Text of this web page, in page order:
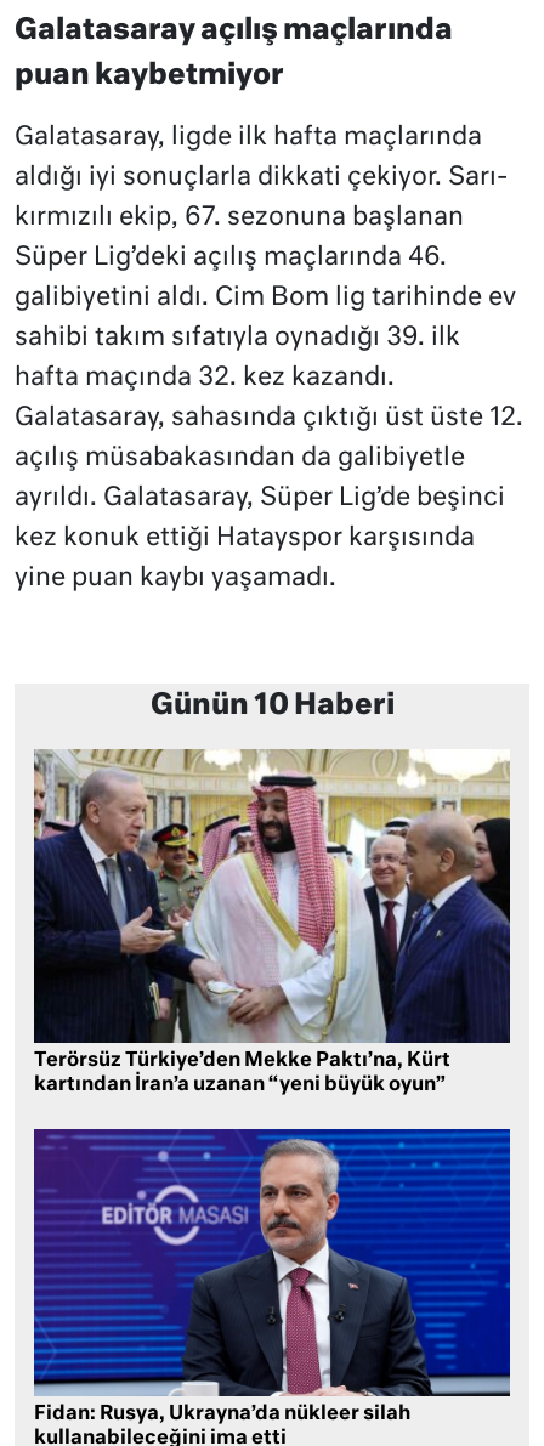
Galatasaray açılış maçlarında
puan kaybetmiyor
Galatasaray, ligde ilk hafta maçlarında
aldığı iyi sonuçlarla dikkati çekiyor. Sarı-
kırmızılı ekip, 67. sezonuna başlanan
Süper Lig’deki açılış maçlarında 46.
galibiyetini aldı. Cim Bom lig tarihinde ev
sahibi takım sıfatıyla oynadığı 39. ilk
hafta maçında 32. kez kazandı.
Galatasaray, sahasında çıktığı üst üste 12.
açılış müsabakasından da galibiyetle
ayrıldı. Galatasaray, Süper Lig’de beşinci
kez konuk ettiği Hatayspor karşısında
yine puan kaybı yaşamadı.
Günün 10 Haberi
Terörsüz Türkiye’den Mekke Paktı’na, Kürt
kartından İran’a uzanan “yeni büyük oyun”
Fidan: Rusya, Ukrayna’da nükleer silah
kullanabileceğini ima etti